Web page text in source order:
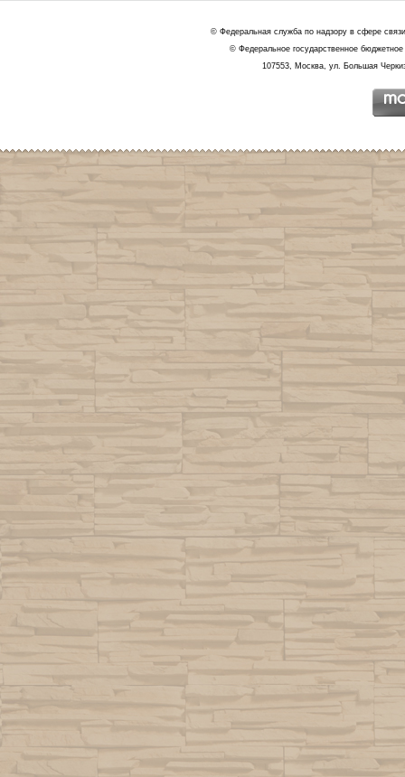
© Федеральная служба по надзору в сфере
© Федеральное государственное
107553, Москва, ул. Большая